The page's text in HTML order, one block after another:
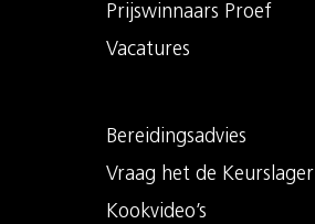
Prijswinnaars Proef
Vacatures
Bereidingsadvies
Vraag het de Keurslager
Kookvideo’s